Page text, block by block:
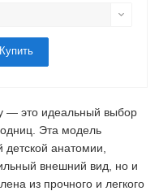
Купить
— это идеальный выбор
Эта модель
детской анатомии,
внешний вид, но и
из прочного и легкого